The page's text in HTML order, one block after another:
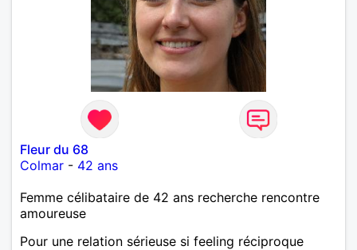
Fleur du 68
Colmar - 42 ans
Femme célibataire de 42 ans recherche rencontre
amoureuse
Pour une relation sérieuse si feeling réciproque